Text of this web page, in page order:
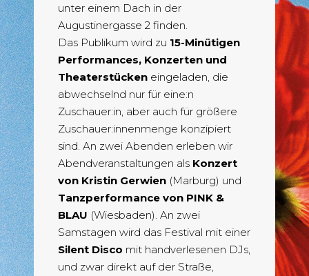
unter einem Dach in der
Augustinergasse 2 finden.
Das Publikum wird zu 15-Minütigen
Performances, Konzerten und
Theaterstücken eingeladen, die
abwechselnd nur für eine:n
Zuschauer:in, aber auch für größere
Zuschauer:innenmenge konzipiert
sind. An zwei Abenden erleben wir
Abendveranstaltungen als Konzert
von Kristin Gerwien (Marburg) und
Tanzperformance von PINK &
BLAU (Wiesbaden). An zwei
Samstagen wird das Festival mit einer
Silent Disco mit handverlesenen DJs,
und zwar direkt auf der Straße,